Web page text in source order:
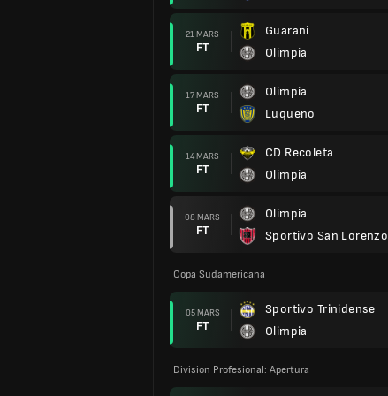
21 MARS
FT
Guarani
Olimpia
17 MARS
FT
Olimpia
Luqueno
14 MARS
FT
CD Recoleta
Olimpia
08 MARS
FT
Olimpia
Sportivo San Lorenzo
Copa Sudamericana
05 MARS
FT
Sportivo Trinidense
Olimpia
Division Profesional: Apertura